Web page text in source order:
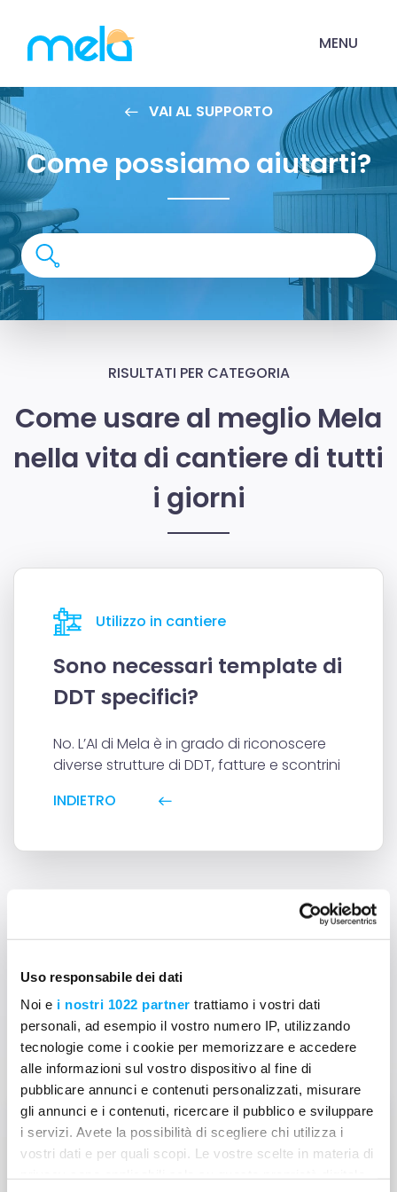
Uso responsabile dei dati
Noi e i nostri 1022 partner trattiamo i vostri dati
personali, ad esempio il vostro numero IP, utilizzando
tecnologie come i cookie per memorizzare e accedere
alle informazioni sul vostro dispositivo al fine di
pubblicare annunci e contenuti personalizzati, misurare
gli annunci e i contenuti, ricercare il pubblico e sviluppare
i servizi. Avete la possibilità di scegliere chi utilizza i
vostri dati e per quali scopi. Le vostre scelte in materia di
MENU
VAI AL SUPPORTO
Come possiamo aiutarti?
RISULTATI PER CATEGORIA
Come usare al meglio Mela
nella vita di cantiere di tutti
i giorni
Utilizzo in cantiere
Sono necessari template di
DDT specifici?
No. L’AI di Mela è in grado di riconoscere
diverse strutture di DDT, fatture e scontrini
INDIETRO
Non trovi le risposte?
Contattaci
Richiedi assistenza
Come possiamo aiutarti? Se hai dubbi